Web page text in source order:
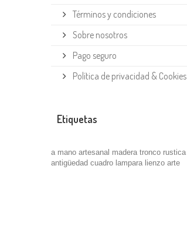
Términos y condiciones
Sobre nosotros
Pago seguro
Política de privacidad & Cookies
Etiquetas
a mano artesanal madera tronco rustica
antigüedad cuadro lampara lienzo arte